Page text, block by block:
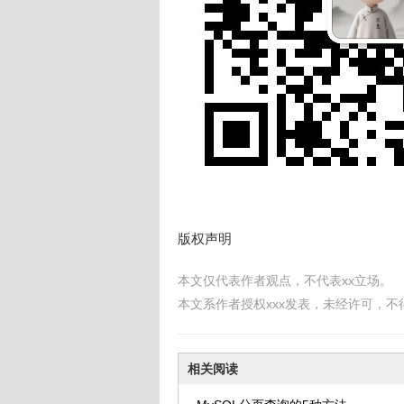
版权声明
本文仅代表作者观点，不代表xx立场。
本文系作者授权xxx发表，未经许可，不
相关阅读